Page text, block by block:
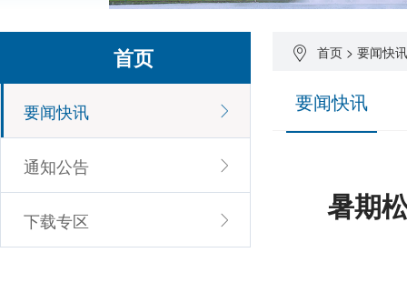
首页 > 要闻快讯
要闻快讯
暑期
首页
要闻快讯
通知公告
下载专区